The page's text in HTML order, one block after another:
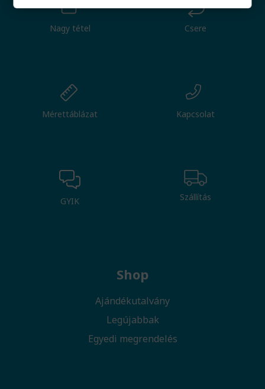
Nagy tétel Csere
Mérettáblázat Kapcsolat
GYIK Szállítás
Shop
Ajándékutalvány
Legújabbak
Egyedi megrendelés